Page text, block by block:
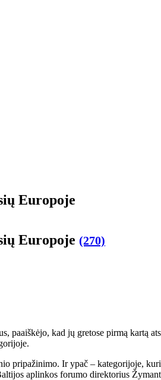
Europoje
Europoje (270)
kad jų gretose pirmą kartą
pripažinimo. Ir ypač – kategorijoje,
aplinkos forumo direktorius